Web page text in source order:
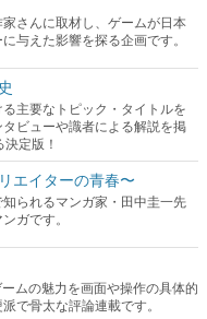
さんに取材し、ゲームが日本
与えた影響を探る企画です。
主要なトピック・タイトルを
ビューや識者による解説を掲
定版！
エイターの青春〜
られるマンガ家・田中圭一先
ガです。
ムの魅力を画面や操作の具体的
で骨太な評論連載です。